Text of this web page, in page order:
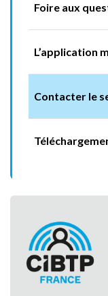
Foire aux
L’application
Contacter le